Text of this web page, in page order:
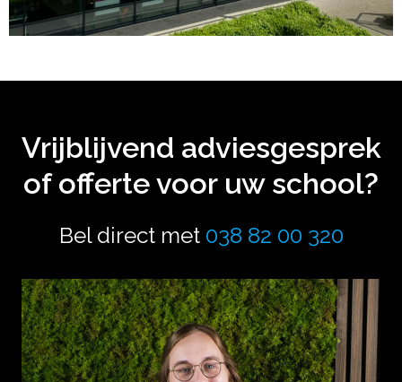
Vrijblijvend adviesgesprek
of offerte voor uw school?
Bel direct met 038 82 00 320